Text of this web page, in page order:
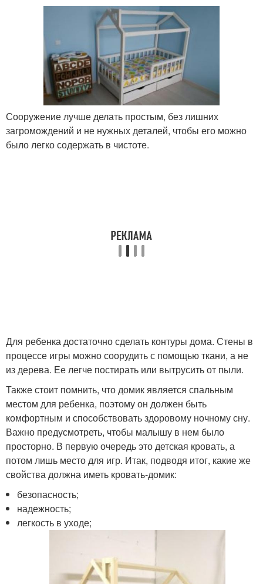
Сооружение лучше делать простым, без лишних
загромождений и не нужных деталей, чтобы его можно
было легко содержать в чистоте.
Для ребенка достаточно сделать контуры дома. Стены в
процессе игры можно соорудить с помощью ткани, а не
из дерева. Ее легче постирать или вытрусить от пыли.
Также стоит помнить, что домик является спальным
местом для ребенка, поэтому он должен быть
комфортным и способствовать здоровому ночному сну.
Важно предусмотреть, чтобы малышу в нем было
просторно. В первую очередь это детская кровать, а
потом лишь место для игр. Итак, подводя итог, какие же
свойства должна иметь кровать-домик:
безопасность;
надежность;
легкость в уходе;